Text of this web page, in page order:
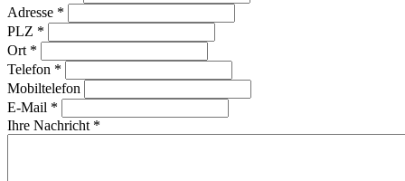
Adresse *
PLZ *
Ort *
Telefon *
Mobiltelefon
E-Mail *
Ihre Nachricht *